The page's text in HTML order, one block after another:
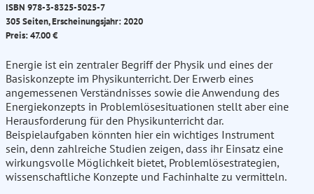
ISBN 978-3-8325-5025-7
305 Seiten, Erscheinungsjahr: 2020
Preis: 47.00 €
Energie ist ein zentraler Begriff der Physik und eines der
Basiskonzepte im Physikunterricht. Der Erwerb eines
angemessenen Verständnisses sowie die Anwendung des
Energiekonzepts in Problemlösesituationen stellt aber eine
Herausforderung für den Physikunterricht dar.
Beispielaufgaben könnten hier ein wichtiges Instrument
sein, denn zahlreiche Studien zeigen, dass ihr Einsatz eine
wirkungsvolle Möglichkeit bietet, Problemlösestrategien,
wissenschaftliche Konzepte und Fachinhalte zu vermitteln.